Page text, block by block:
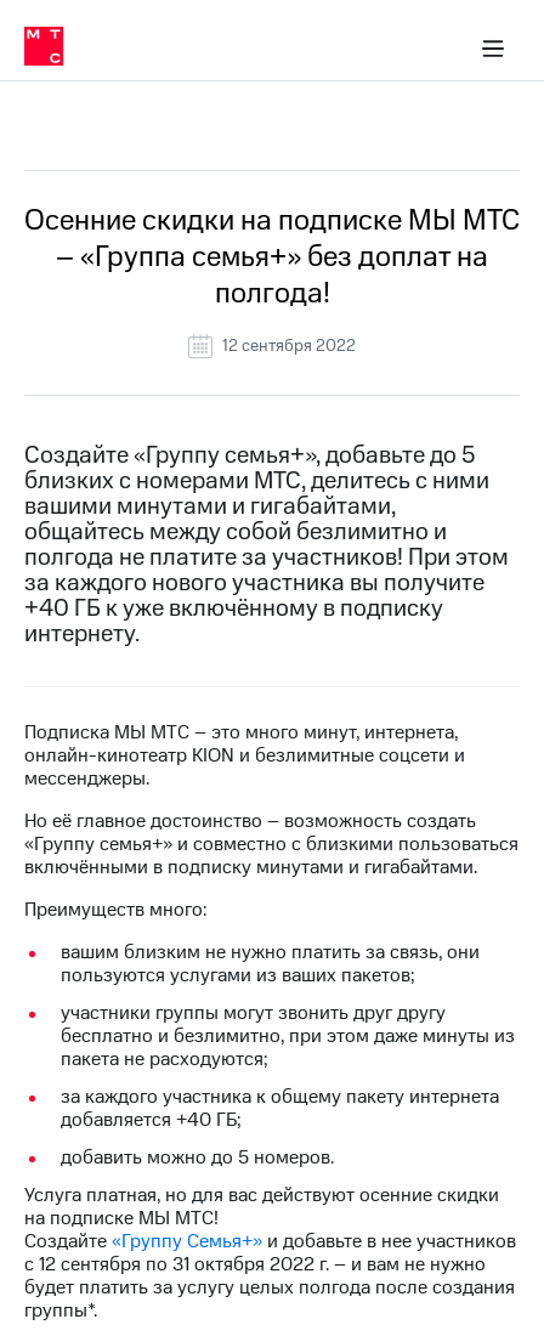
связь
Сервисы и подписки
30% на связь
кабинеты
Мобильная
и
Спутниковое
ТВ
Перенести
в МТС
Тарифы
Услуги
Роуминг
Семейная
Заказать
SIM-
карту
Оформить
eSIM
карта
иностранцев
чистый
номер
Выбрать
красивый
Заменить
SIM-
карту
Перейти
на
в МТС
Услуги
Скачать
Мой
МТС
Акции
Скидка 30%
на связь
Тарифы
RED,
дешевле
при
оплате
с карты
МТС
Деньги
и подключите
ТВ
с выгодным
тарифом
Интернет,
ТВ и телефон
Личный
кабинет
спутникового
ТВ
Скачать
Осенние скидки на подписке МЫ МТС
– «Группа семья+» без доплат на
полгода!
12 сентября 2022
Создайте «Группу семья+», добавьте до 5
близких с номерами МТС, делитесь с ними
вашими минутами и гигабайтами,
общайтесь между собой безлимитно и
полгода не платите за участников! При этом
за каждого нового участника вы получите
+40 ГБ к уже включённому в подписку
интернету.
Подписка МЫ МТС – это много минут, интернета,
онлайн-кинотеатр KION и безлимитные соцсети и
мессенджеры.
Но её главное достоинство – возможность создать
«Группу семья+» и совместно с близкими пользоваться
включёнными в подписку минутами и гигабайтами.
Преимуществ много:
вашим близким не нужно платить за связь, они
пользуются услугами из ваших пакетов;
участники группы могут звонить друг другу
бесплатно и безлимитно, при этом даже минуты из
пакета не расходуются;
за каждого участника к общему пакету интернета
добавляется +40 ГБ;
добавить можно до 5 номеров.
Услуга платная, но для вас действуют осенние скидки
на подписке МЫ МТС!
Создайте«Группу Семья+» и добавьте в нее участников
с 12 сентября по 31 октября 2022 г. – и вам не нужно
будет платить за услугу целых полгода после создания
группы*.